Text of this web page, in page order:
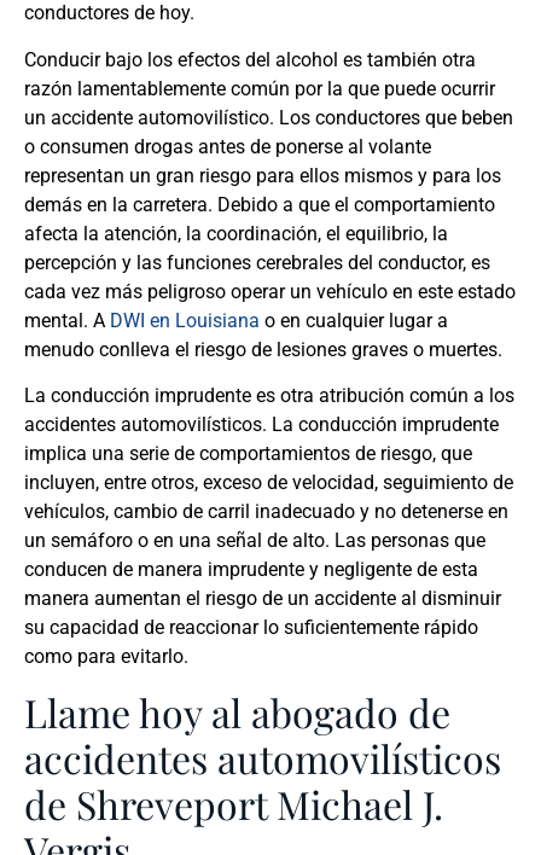
conductores de hoy.
Conducir bajo los efectos del alcohol es también otra
razón lamentablemente común por la que puede ocurrir
un accidente automovilístico. Los conductores que beben
o consumen drogas antes de ponerse al volante
representan un gran riesgo para ellos mismos y para los
demás en la carretera. Debido a que el comportamiento
afecta la atención, la coordinación, el equilibrio, la
percepción y las funciones cerebrales del conductor, es
cada vez más peligroso operar un vehículo en este estado
mental. A DWI en Louisiana o en cualquier lugar a
menudo conlleva el riesgo de lesiones graves o muertes.
La conducción imprudente es otra atribución común a los
accidentes automovilísticos. La conducción imprudente
implica una serie de comportamientos de riesgo, que
incluyen, entre otros, exceso de velocidad, seguimiento de
vehículos, cambio de carril inadecuado y no detenerse en
un semáforo o en una señal de alto. Las personas que
conducen de manera imprudente y negligente de esta
manera aumentan el riesgo de un accidente al disminuir
su capacidad de reaccionar lo suficientemente rápido
como para evitarlo.
Llame hoy al abogado de
accidentes automovilísticos
de Shreveport Michael J.